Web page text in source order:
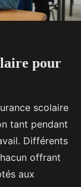
pour
scolaire
tant pendant
Différents
offrant
aux